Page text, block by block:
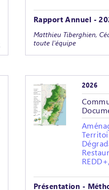
Rapport Annuel -
Matthieu Tiberghien,
toute l'équipe
2026
Présentation -